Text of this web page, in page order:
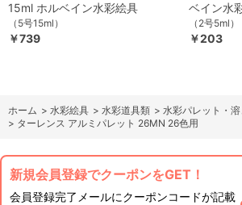
15ml ホルベイン水彩絵具
（5号15ml）
￥739
ベイン水
（2号5ml）
￥203
ホーム > 水彩絵具 > 水彩道具類 > 水彩パレット・溶
> ターレンス アルミパレット 26MN 26色用
新規会員登録でクーポンをGET！
会員登録完了メールにクーポンコードが記載